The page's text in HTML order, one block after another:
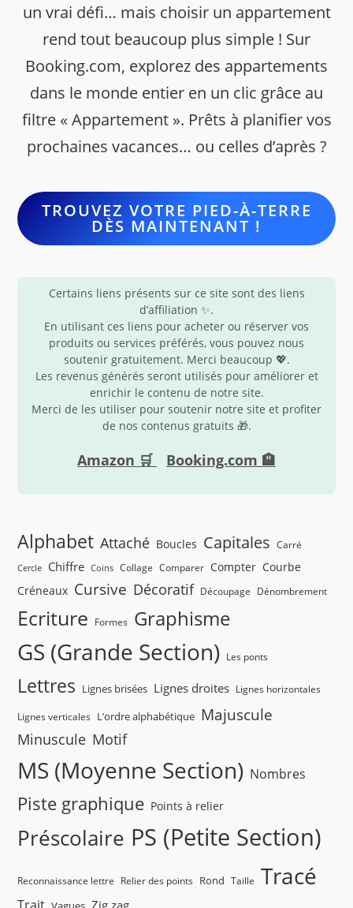
un vrai défi… mais choisir un appartement
rend tout beaucoup plus simple ! Sur
Booking.com, explorez des appartements
dans le monde entier en un clic grâce au
filtre « Appartement ». Prêts à planifier vos
prochaines vacances… ou celles d’après ?
TROUVEZ VOTRE PIED-À-TERRE
DÈS MAINTENANT !
Certains liens présents sur ce site sont des liens
d’affiliation ✨.
En utilisant ces liens pour acheter ou réserver vos
produits ou services préférés, vous pouvez nous
soutenir gratuitement. Merci beaucoup 💖.
Les revenus générés seront utilisés pour améliorer et
enrichir le contenu de notre site.
Merci de les utiliser pour soutenir notre site et profiter
de nos contenus gratuits 🎁.
Amazon 🛒 Booking.com 🏨
Alphabet Attaché Boucles Capitales Carré
Cercle Chiffre Coins Collage Comparer Compter Courbe
Créneaux Cursive Décoratif Découpage Dénombrement
Ecriture Formes Graphisme
GS (Grande Section) Les ponts
Lettres Lignes brisées Lignes droites Lignes horizontales
Lignes verticales L’ordre alphabétique Majuscule
Minuscule Motif
MS (Moyenne Section) Nombres
Piste graphique Points à relier
Préscolaire PS (Petite Section)
Reconnaissance lettre Relier des points Rond Taille Tracé
Zig zag